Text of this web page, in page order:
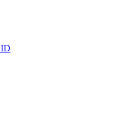
ID